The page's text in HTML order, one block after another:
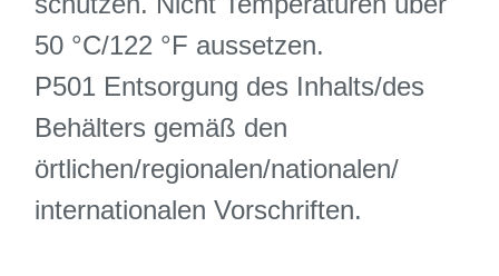
50 °C/122 °F aussetzen.
P501 Entsorgung des Inhalts/des
Behälters gemäß den
örtlichen/regionalen/nationalen/
internationalen Vorschriften.